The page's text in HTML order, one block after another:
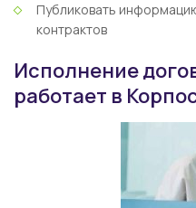
Публиковать
контрактов
Исполнение
работает в